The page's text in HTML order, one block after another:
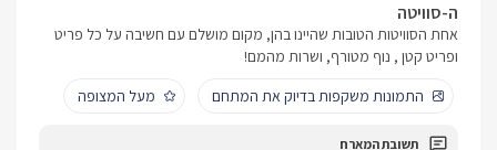
ה-סוויטה
אחת הסוויטות הטובות שהיינו בהן, מקום מושלם עם חשיבה על כל פריט
ופריט קטן , נוף מטורף, ושרות מהמם!
התמונות משקפות בדיוק את המתחם
מעל המצופה